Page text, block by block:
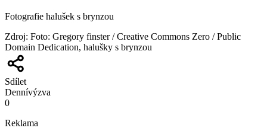
Fotografie halušek s brynzou
Zdroj: Foto: Gregory finster / Creative Commons Zero / Public
Domain Dedication, halušky s brynzou
Sdílet
Dennívýzva
0
Reklama